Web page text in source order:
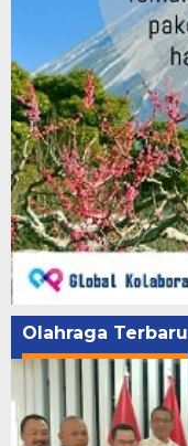
Olahraga Terbaru